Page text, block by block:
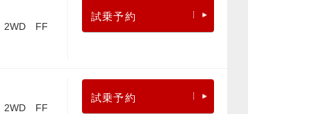
2WD FF
試乗予約
2WD FF
試乗予約